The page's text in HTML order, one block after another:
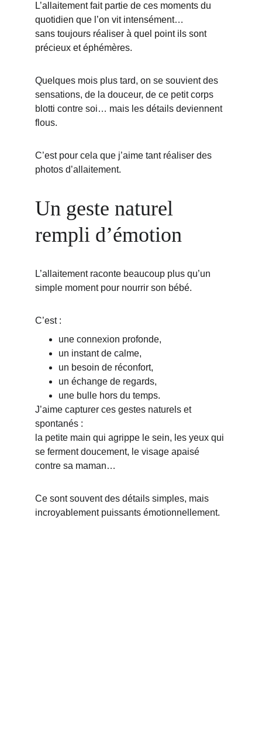
L’allaitement fait partie de ces moments du
quotidien que l’on vit intensément…
sans toujours réaliser à quel point ils sont
précieux et éphémères.
Quelques mois plus tard, on se souvient des
sensations, de la douceur, de ce petit corps
blotti contre soi… mais les détails deviennent
flous.
C’est pour cela que j’aime tant réaliser des
photos d’allaitement.
Un geste naturel
rempli d’émotion
L’allaitement raconte beaucoup plus qu’un
simple moment pour nourrir son bébé.
C’est :
une connexion profonde,
un instant de calme,
un besoin de réconfort,
un échange de regards,
une bulle hors du temps.
J’aime capturer ces gestes naturels et
spontanés :
la petite main qui agrippe le sein, les yeux qui
se ferment doucement, le visage apaisé
contre sa maman…
Ce sont souvent des détails simples, mais
incroyablement puissants émotionnellement.